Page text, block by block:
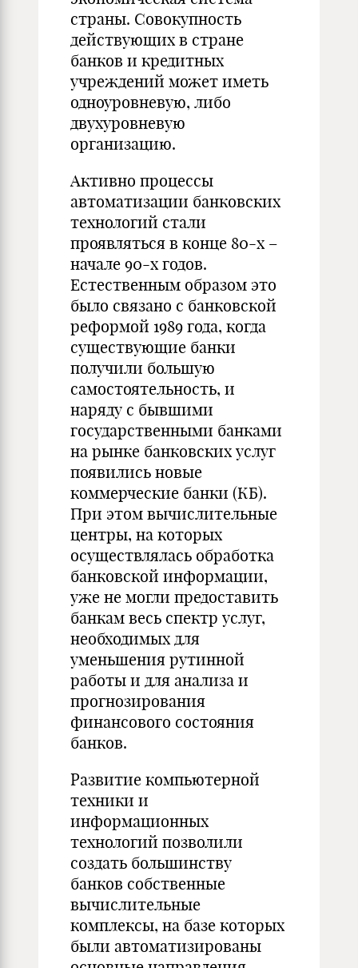
страны. Совокупность
действующих в стране
банков и кредитных
учреждений может иметь
одноуровневую, либо
двухуровневую
организацию.
Активно процессы
автоматизации банковских
технологий стали
проявляться в конце 80-х –
начале 90-х годов.
Естественным образом это
было связано с банковской
реформой 1989 года, когда
существующие банки
получили большую
самостоятельность, и
наряду с бывшими
государственными банками
на рынке банковских услуг
появились новые
коммерческие банки (КБ).
При этом вычислительные
центры, на которых
осуществлялась обработка
банковской информации,
уже не могли предоставить
банкам весь спектр услуг,
необходимых для
уменьшения рутинной
работы и для анализа и
прогнозирования
финансового состояния
банков.
Развитие компьютерной
техники и
информационных
технологий позволили
создать большинству
банков собственные
вычислительные
комплексы, на базе которых
были автоматизированы